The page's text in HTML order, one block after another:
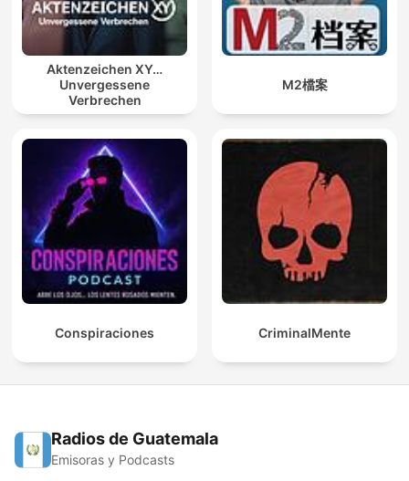
Aktenzeichen XY…
Unvergessene
Verbrechen
M2檔案
Conspiraciones CriminalMente
Radios de Guatemala
Emisoras y Podcasts